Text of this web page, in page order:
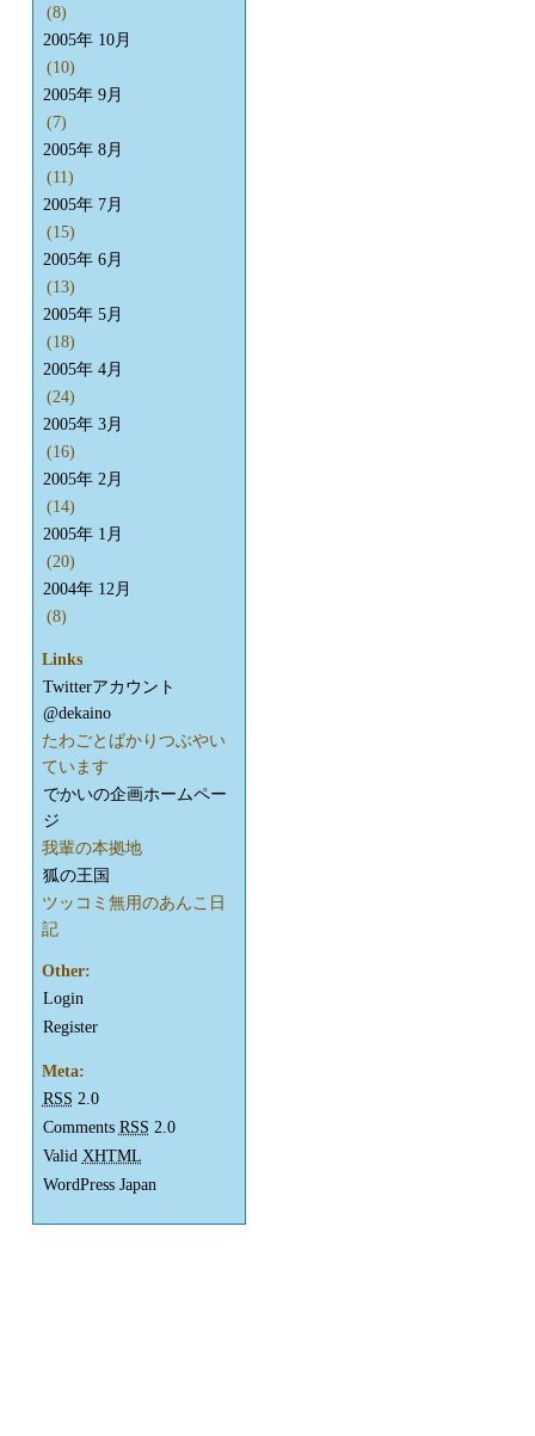
(8)
2005年 10月
(10)
2005年 9月
(7)
2005年 8月
(11)
2005年 7月
(15)
2005年 6月
(13)
2005年 5月
(18)
2005年 4月
(24)
2005年 3月
(16)
2005年 2月
(14)
2005年 1月
(20)
2004年 12月
(8)
Links
Twitterアカウント
@dekaino
たわごとばかりつぶやい
ています
でかいの企画ホームペー
ジ
我輩の本拠地
狐の王国
ツッコミ無用のあんこ日
記
Other:
Login
Register
Meta:
RSS 2.0
Comments RSS 2.0
Valid XHTML
WordPress Japan